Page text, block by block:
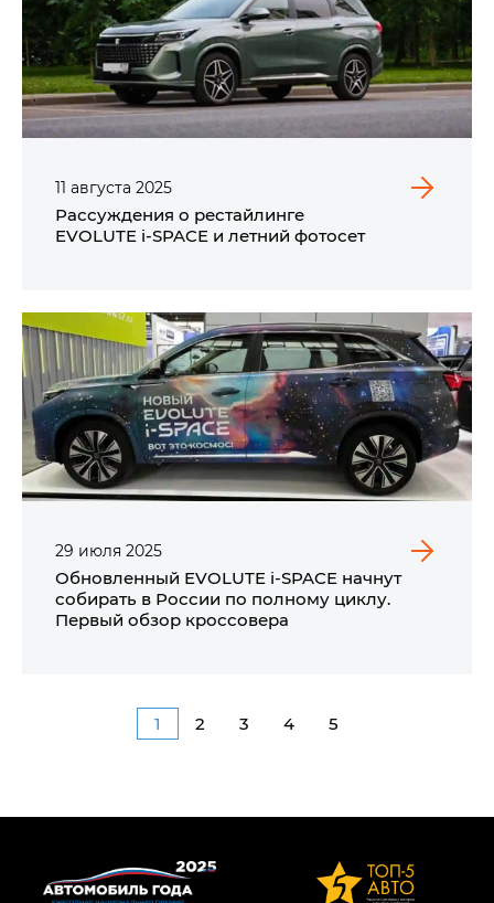
11 августа 2025
Рассуждения о рестайлинге
EVOLUTE i‑SPACE и летний фотосет
29 июля 2025
Обновленный EVOLUTE i‑SPACE начнут
собирать в России по полному циклу.
Первый обзор кроссовера
1 2 3 4 5